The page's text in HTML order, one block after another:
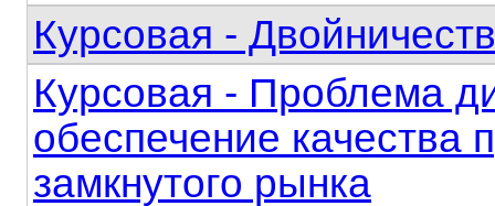
Курсовая -
Курсовая - Проблема
обеспечение качества
замкнутого рынка